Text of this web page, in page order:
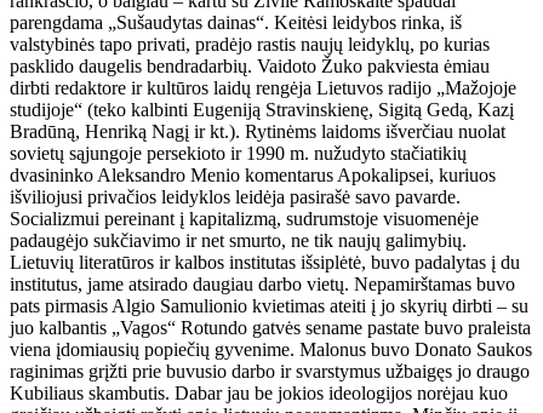
parengdama „Sušaudytas dainas“. Keitėsi leidybos rinka, iš
valstybinės tapo privati, pradėjo rastis naujų leidyklų, po kurias
pasklido daugelis bendradarbių. Vaidoto Žuko pakviesta ėmiau
dirbti redaktore ir kultūros laidų rengėja Lietuvos radijo „Mažojoje
studijoje“ (teko kalbinti Eugeniją Stravinskienę, Sigitą Gedą, Kazį
Bradūną, Henriką Nagį ir kt.). Rytinėms laidoms išverčiau nuolat
sovietų sąjungoje persekioto ir 1990 m. nužudyto stačiatikių
dvasininko Aleksandro Menio komentarus Apokalipsei, kuriuos
išviliojusi privačios leidyklos leidėja pasirašė savo pavarde.
Socializmui pereinant į kapitalizmą, sudrumstoje visuomenėje
padaugėjo sukčiavimo ir net smurto, ne tik naujų galimybių.
Lietuvių literatūros ir kalbos institutas išsiplėtė, buvo padalytas į du
institutus, jame atsirado daugiau darbo vietų. Nepamirštamas buvo
pats pirmasis Algio Samulionio kvietimas ateiti į jo skyrių dirbti – su
juo kalbantis „Vagos“ Rotundo gatvės sename pastate buvo praleista
viena įdomiausių popiečių gyvenime. Malonus buvo Donato Saukos
raginimas grįžti prie buvusio darbo ir svarstymus užbaigęs jo draugo
Kubiliaus skambutis. Dabar jau be jokios ideologijos norėjau kuo